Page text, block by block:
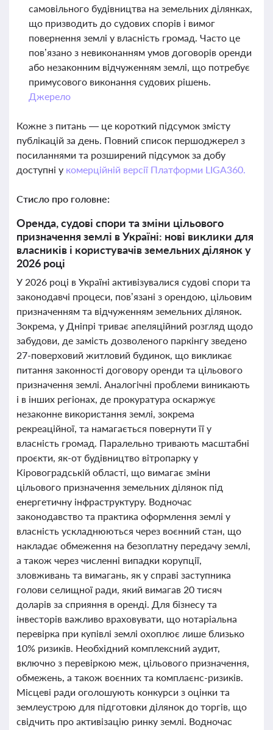
самовільного будівництва на земельних ділянках,
що призводить до судових спорів і вимог
повернення землі у власність громад. Часто це
пов’язано з невиконанням умов договорів оренди
або незаконним відчуженням землі, що потребує
примусового виконання судових рішень.
Джерело
Кожне з питань — це короткий підсумок змісту
публікацій за день. Повний список першоджерел з
посиланнями та розширений підсумок за добу
доступні у комерційній версії Платформи LIGA360.
Стисло про головне:
Оренда, судові спори та зміни цільового
призначення землі в Україні: нові виклики для
власників і користувачів земельних ділянок у
2026 році
У 2026 році в Україні активізувалися судові спори та
законодавчі процеси, пов’язані з орендою, цільовим
призначенням та відчуженням земельних ділянок.
Зокрема, у Дніпрі триває апеляційний розгляд щодо
забудови, де замість дозволеного паркінгу зведено
27-поверховий житловий будинок, що викликає
питання законності договору оренди та цільового
призначення землі. Аналогічні проблеми виникають
і в інших регіонах, де прокуратура оскаржує
незаконне використання землі, зокрема
рекреаційної, та намагається повернути її у
власність громад. Паралельно тривають масштабні
проєкти, як-от будівництво вітропарку у
Кіровоградській області, що вимагає зміни
цільового призначення земельних ділянок під
енергетичну інфраструктуру. Водночас
законодавство та практика оформлення землі у
власність ускладнюються через воєнний стан, що
накладає обмеження на безоплатну передачу землі,
а також через численні випадки корупції,
зловживань та вимагань, як у справі заступника
голови селищної ради, який вимагав 20 тисяч
доларів за сприяння в оренді. Для бізнесу та
інвесторів важливо враховувати, що нотаріальна
перевірка при купівлі землі охоплює лише близько
10% ризиків. Необхідний комплексний аудит,
включно з перевіркою меж, цільового призначення,
обмежень, а також воєнних та комплаєнс-ризиків.
Місцеві ради оголошують конкурси з оцінки та
землеустрою для підготовки ділянок до торгів, що
свідчить про активізацію ринку землі. Водночас